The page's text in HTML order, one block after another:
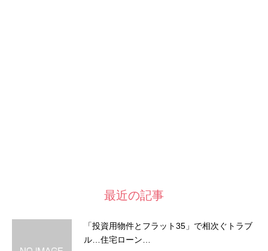
最近の記事
「投資用物件とフラット35」で相次ぐトラブ
ル…住宅ローン…